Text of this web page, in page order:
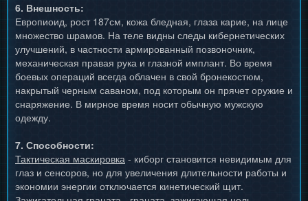
6. Внешность:
Европиоид, рост 187см, кожа бледная, глаза карие, на лице
множество шрамов. На теле видны следы кибернетических
улучшений, в частности армированный позвоночник,
механическая правая рука и глазной имплант. Во время
боевых операций всегда облачен в свой бронекостюм,
накрытый черным саваном, под которым он прячет оружие и
снаряжение. В мирное время носит обычную мужскую
одежду.
7. Способности:
Тактическая маскировка - киборг становится невидимым для
глаз и сенсоров, но для увеличения длительности работы и
экономии энергии отключается кинетический щит.